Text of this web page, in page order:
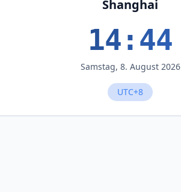
Shanghai
14:44
Samstag, 8. August 2026
UTC+8